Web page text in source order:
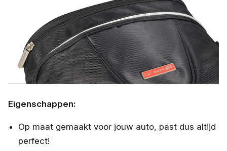
Eigenschappen:
Op maat gemaakt voor jouw auto, past dus altijd
perfect!